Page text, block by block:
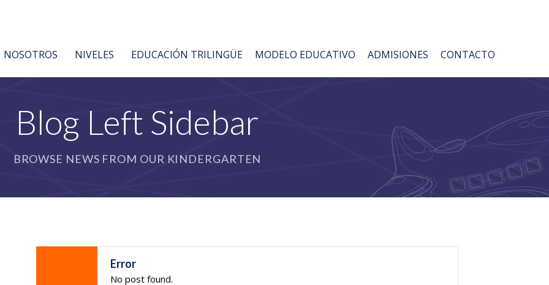
NOSOTROS NIVELES EDUCACIÓN TRILINGÜE MODELO EDUCATIVO ADMISIONES CONTACTO
Blog Left Sidebar
BROWSE NEWS FROM OUR KINDERGARTEN
Error
No post found.